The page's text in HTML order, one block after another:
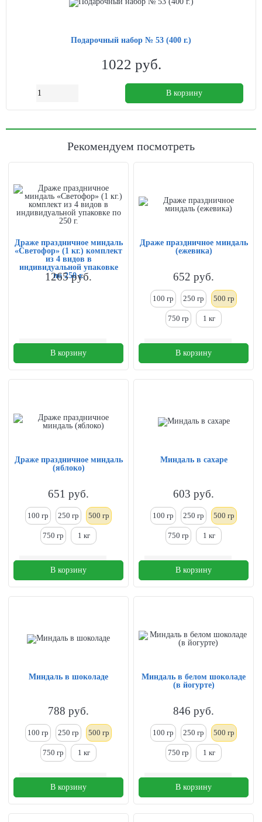
Подарочный набор № 53 (400 г.)
1022 руб.
В корзину
Рекомендуем посмотреть
Драже праздничное миндаль
«Светофор» (1 кг.) комплект
из 4 видов в
индивидуальной упаковке
по 250 г.
1265руб.
В корзину
Драже праздничное миндаль
(ежевика)
652 руб.
100 гр 250 гр 500 гр
750 гр 1 кг
В корзину
Драже праздничное миндаль
(яблоко)
651 руб.
100 гр 250 гр 500 гр
750 гр 1 кг
В корзину
Миндаль в сахаре
603 руб.
100 гр 250 гр 500 гр
750 гр 1 кг
В корзину
Миндаль в шоколаде
788 руб.
100 гр 250 гр 500 гр
750 гр 1 кг
В корзину
Миндаль в белом шоколаде
(в йогурте)
846 руб.
100 гр 250 гр 500 гр
750 гр 1 кг
В корзину